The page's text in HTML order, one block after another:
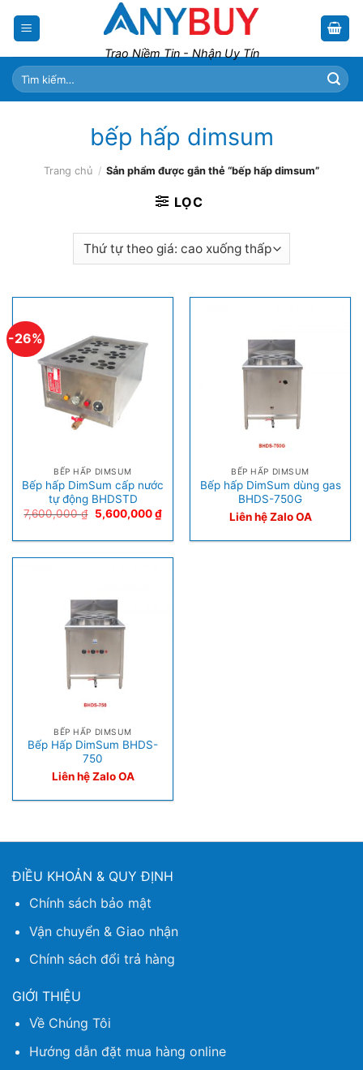
Trao Niềm Tin - Nhận Uy Tín
Tìm
kiếm:
bếp hấp dimsum
Trang chủ / Sản phẩm được gắn thẻ “bếp hấp dimsum”
LỌC
-26%
BẾP HẤP DIMSUM
Bếp hấp DimSum cấp nước
tự động BHDSTD
7,600,000₫ 5,600,000₫
BẾP HẤP DIMSUM
Bếp hấp DimSum dùng gas
BHDS-750G
Liên hệ Zalo OA
BẾP HẤP DIMSUM
Bếp Hấp DimSum BHDS-
750
Liên hệ Zalo OA
ĐIỀU KHOẢN & QUY ĐỊNH
Chính sách bảo mật
Vận chuyển & Giao nhận
Chính sách đổi trả hàng
GIỚI THIỆU
Về Chúng Tôi
Hướng dẫn đặt mua hàng online